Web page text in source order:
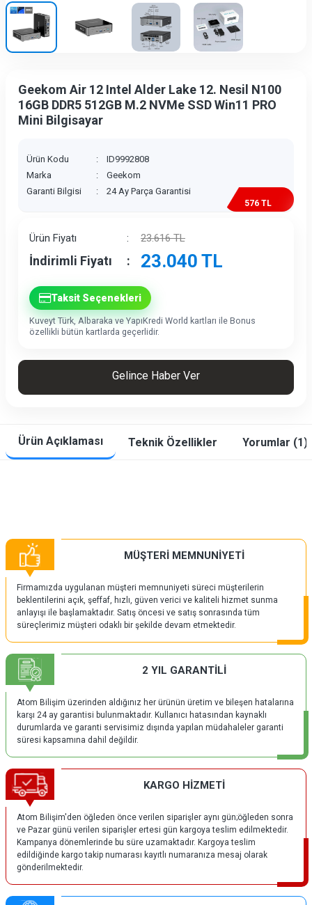
Geekom Air 12 Intel Alder Lake 12. Nesil N100
16GB DDR5 512GB M.2 NVMe SSD Win11 PRO
Mini Bilgisayar
Ürün Kodu :
ID9992808
Marka
:
Geekom
Garanti Bilgisi
: 24 Ay Parça Garantisi
576 TL
Ürün Fiyatı : 23.616TL
İndirimli Fiyatı : 23.040 TL
Taksit Seçenekleri
Kuveyt Türk, Albaraka ve YapıKredi World kartları ile Bonus
özellikli bütün kartlarda geçerlidir.
Gelince Haber Ver
Ürün Açıklaması Teknik Özellikler Yorumlar (1)
MÜŞTERİ MEMNUNİYETİ
Firmamızda uygulanan müşteri memnuniyeti süreci müşterilerin
beklentilerini açık, şeffaf, hızlı, güven verici ve kaliteli hizmet sunma
anlayışı ile başlamaktadır. Satış öncesi ve satış sonrasında tüm
süreçlerimiz müşteri odaklı bir şekilde devam etmektedir.
2 YIL GARANTİLİ
Atom Bilişim üzerinden aldığınız her ürünün üretim ve bileşen hatalarına
karşı 24 ay garantisi bulunmaktadır. Kullanıcı hatasından kaynaklı
durumlarda ve garanti servisimiz dışında yapılan müdahaleler garanti
süresi kapsamına dahil değildir.
KARGO HİZMETİ
Atom Bilişim'den öğleden önce verilen siparişler aynı gün;öğleden sonra
ve Pazar günü verilen siparişler ertesi gün kargoya teslim edilmektedir.
Kampanya dönemlerinde bu süre uzamaktadır. Kargoya teslim
edildiğinde kargo takip numarası kayıtlı numaranıza mesaj olarak
gönderilmektedir.